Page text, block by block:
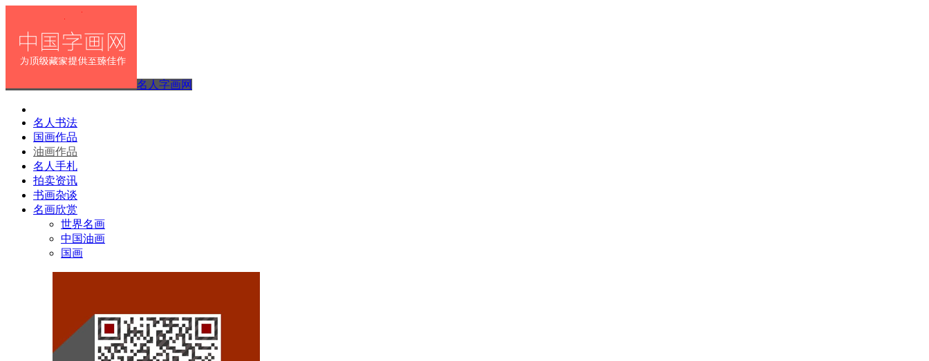
名人字画网
名人书法
国画作品
油画作品
名人手札
拍卖资讯
书画杂谈
名画欣赏
世界名画
中国油画
国画